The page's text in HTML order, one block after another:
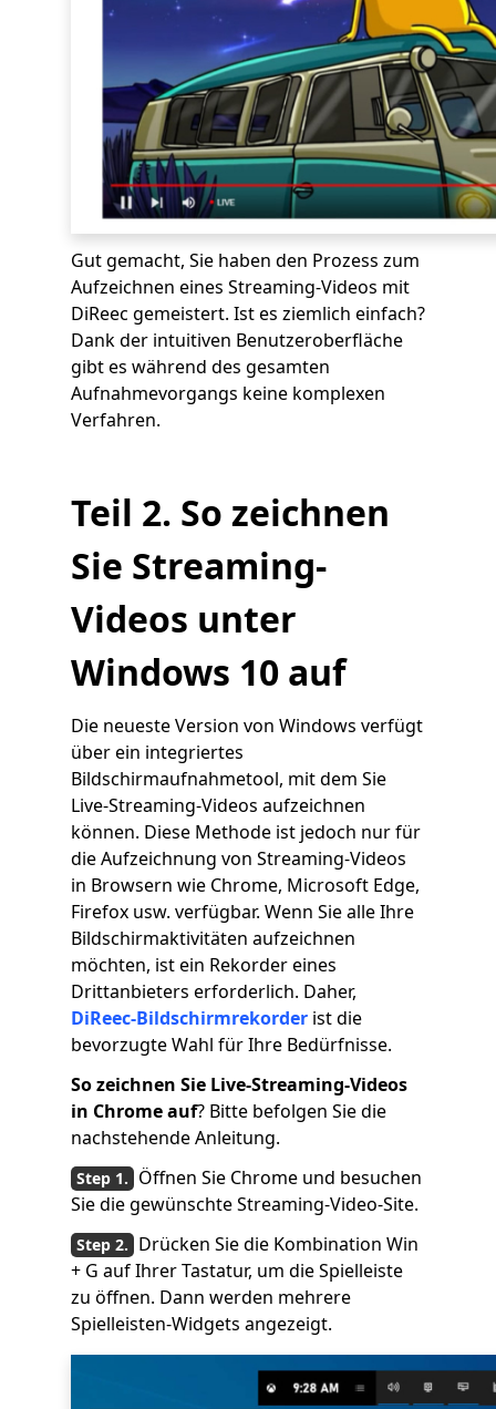
Gut gemacht, Sie haben den Prozess zum
Aufzeichnen eines Streaming-Videos mit
DiReec gemeistert. Ist es ziemlich einfach?
Dank der intuitiven Benutzeroberfläche
gibt es während des gesamten
Aufnahmevorgangs keine komplexen
Verfahren.
Teil 2. So zeichnen
Sie Streaming-
Videos unter
Windows 10 auf
Die neueste Version von Windows verfügt
über ein integriertes
Bildschirmaufnahmetool, mit dem Sie
Live-Streaming-Videos aufzeichnen
können. Diese Methode ist jedoch nur für
die Aufzeichnung von Streaming-Videos
in Browsern wie Chrome, Microsoft Edge,
Firefox usw. verfügbar. Wenn Sie alle Ihre
Bildschirmaktivitäten aufzeichnen
möchten, ist ein Rekorder eines
Drittanbieters erforderlich. Daher,
DiReec-Bildschirmrekorder ist die
bevorzugte Wahl für Ihre Bedürfnisse.
So zeichnen Sie Live-Streaming-Videos
in Chrome auf? Bitte befolgen Sie die
nachstehende Anleitung.
Öffnen Sie Chrome und besuchen
Sie die gewünschte Streaming-Video-Site.
Drücken Sie die Kombination Win
+ G auf Ihrer Tastatur, um die Spielleiste
zu öffnen. Dann werden mehrere
Spielleisten-Widgets angezeigt.